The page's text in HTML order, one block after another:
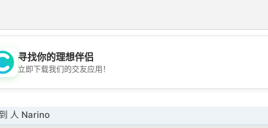
💖
💕
寻找你的理想伴侣
立即下载我们的交友应用！
人 Narino